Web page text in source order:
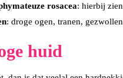
rosacea: hierbij
: droge ogen, tranen,
huid